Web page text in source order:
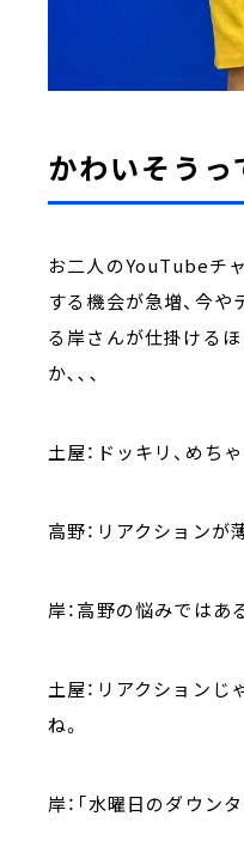
かわいそうっ
お二人のYouTubeチ
する機会が急増、今
る岸さんが仕掛ける
か､､､
土屋：ドッキリ、めち
高野：リアクションが
岸：高野の悩みではあ
土屋：リアクション
ね。
岸：「水曜日のダウン